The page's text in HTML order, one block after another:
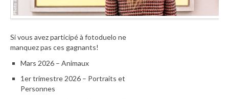
Si vous avez participé à fotoduelo ne
manquez pas ces gagnants!
Mars 2026 – Animaux
1er trimestre 2026 – Portraits et
Personnes